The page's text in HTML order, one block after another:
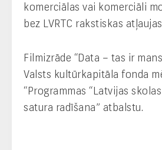
komerciālas vai komerciāli
bez LVRTC rakstiskas
Filmizrāde “Data – tas ir
Valsts kultūrkapitāla fonda
“Programmas “Latvijas
satura radīšana” atbalstu.
Tehniskā
eParaksts